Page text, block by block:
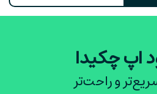
اپ چکیدا
و راحت‌تر